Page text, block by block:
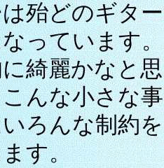
殆どのギタ
っています
綺麗かなと
んな小さな
ろんな制約
す。